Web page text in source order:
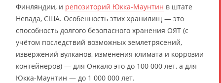
Финляндии, и репозиторий Юкка-Маунтин в штате
Невада, США. Особенность этих хранилищ — это
способность долгого безопасного хранения ОЯТ (с
учётом последствий возможных землетрясений,
извержений вулканов, изменения климата и коррозии
контейнеров) — для Онкало это до 100 000 лет, а для
Юкка-Маунтин — до 1 000 000 лет.